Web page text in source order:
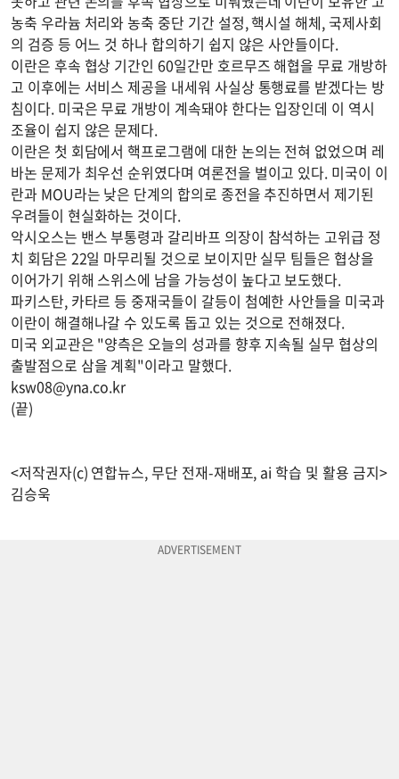
농축 우라늄 처리와 농축 중단 기간 설정, 핵시설 해체, 국제사회
의 검증 등 어느 것 하나 합의하기 쉽지 않은 사안들이다.
이란은 후속 협상 기간인 60일간만 호르무즈 해협을 무료 개방하
고 이후에는 서비스 제공을 내세워 사실상 통행료를 받겠다는 방
침이다. 미국은 무료 개방이 계속돼야 한다는 입장인데 이 역시
조율이 쉽지 않은 문제다.
이란은 첫 회담에서 핵프로그램에 대한 논의는 전혀 없었으며 레
바논 문제가 최우선 순위였다며 여론전을 벌이고 있다. 미국이 이
란과 MOU라는 낮은 단계의 합의로 종전을 추진하면서 제기된
우려들이 현실화하는 것이다.
악시오스는 밴스 부통령과 갈리바프 의장이 참석하는 고위급 정
치 회담은 22일 마무리될 것으로 보이지만 실무 팀들은 협상을
이어가기 위해 스위스에 남을 가능성이 높다고 보도했다.
파키스탄, 카타르 등 중재국들이 갈등이 첨예한 사안들을 미국과
이란이 해결해나갈 수 있도록 돕고 있는 것으로 전해졌다.
미국 외교관은 "양측은 오늘의 성과를 향후 지속될 실무 협상의
출발점으로 삼을 계획"이라고 말했다.
ksw08@yna.co.kr
(끝)
<저작권자(c) 연합뉴스, 무단 전재-재배포, ai 학습 및 활용 금지>
김승욱